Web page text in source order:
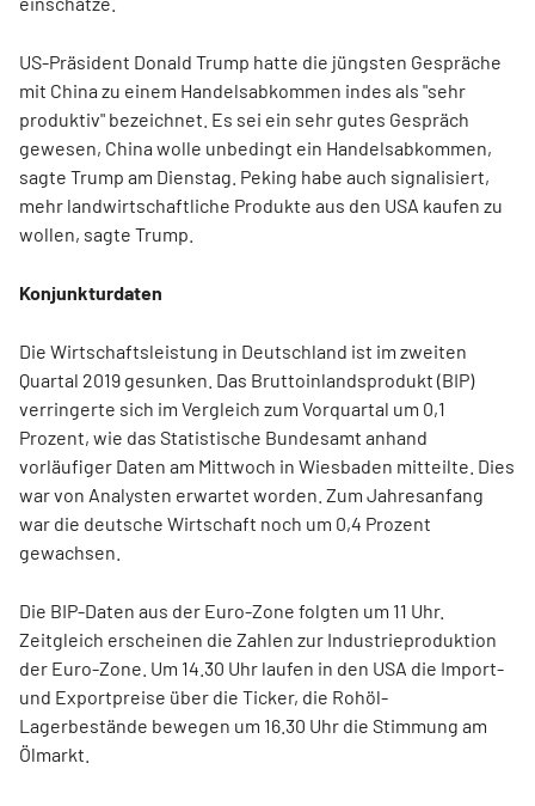
US-Präsident Donald Trump hatte die jüngsten Gespräche
mit China zu einem Handelsabkommen indes als "sehr
produktiv" bezeichnet. Es sei ein sehr gutes Gespräch
gewesen, China wolle unbedingt ein Handelsabkommen,
sagte Trump am Dienstag. Peking habe auch signalisiert,
mehr landwirtschaftliche Produkte aus den USA kaufen zu
wollen, sagte Trump.
Konjunkturdaten
Die Wirtschaftsleistung in Deutschland ist im zweiten
Quartal 2019 gesunken. Das Bruttoinlandsprodukt (BIP)
verringerte sich im Vergleich zum Vorquartal um 0,1
Prozent, wie das Statistische Bundesamt anhand
vorläufiger Daten am Mittwoch in Wiesbaden mitteilte. Dies
war von Analysten erwartet worden. Zum Jahresanfang
war die deutsche Wirtschaft noch um 0,4 Prozent
gewachsen.
Die BIP-Daten aus der Euro-Zone folgten um 11 Uhr.
Zeitgleich erscheinen die Zahlen zur Industrieproduktion
der Euro-Zone. Um 14.30 Uhr laufen in den USA die Import-
und Exportpreise über die Ticker, die Rohöl-
Lagerbestände bewegen um 16.30 Uhr die Stimmung am
Ölmarkt.